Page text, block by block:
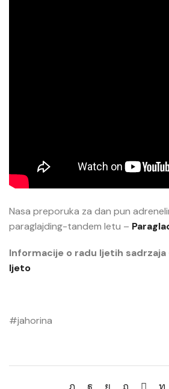
Nasa preporuka za dan pun
paraglajding-tandem letu –
Informacije o radu ljetih sadrzaja
ljeto
#jahorina